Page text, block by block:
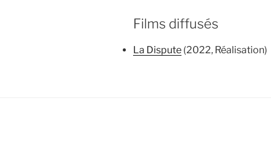
Films diffusés
La Dispute (2022, Réalisation)